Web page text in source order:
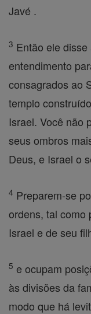
Javé .
3 Então ele
entendimento
consagrados ao
templo
Israel. Você não
seus ombros
Deus, e Israel o
4 Preparem-se
ordens, tal como
Israel e de seu
5 e ocupam
às divisões da
modo que há